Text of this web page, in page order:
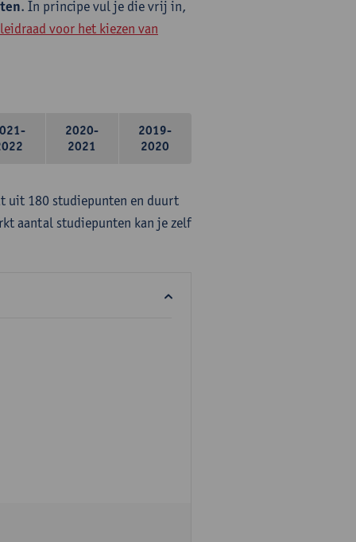
. In principe vul je die vrij in,
leidraad voor het kiezen van
2020-
2021
2019-
2020
uit 180 studiepunten en duurt
aantal studiepunten kan je zelf